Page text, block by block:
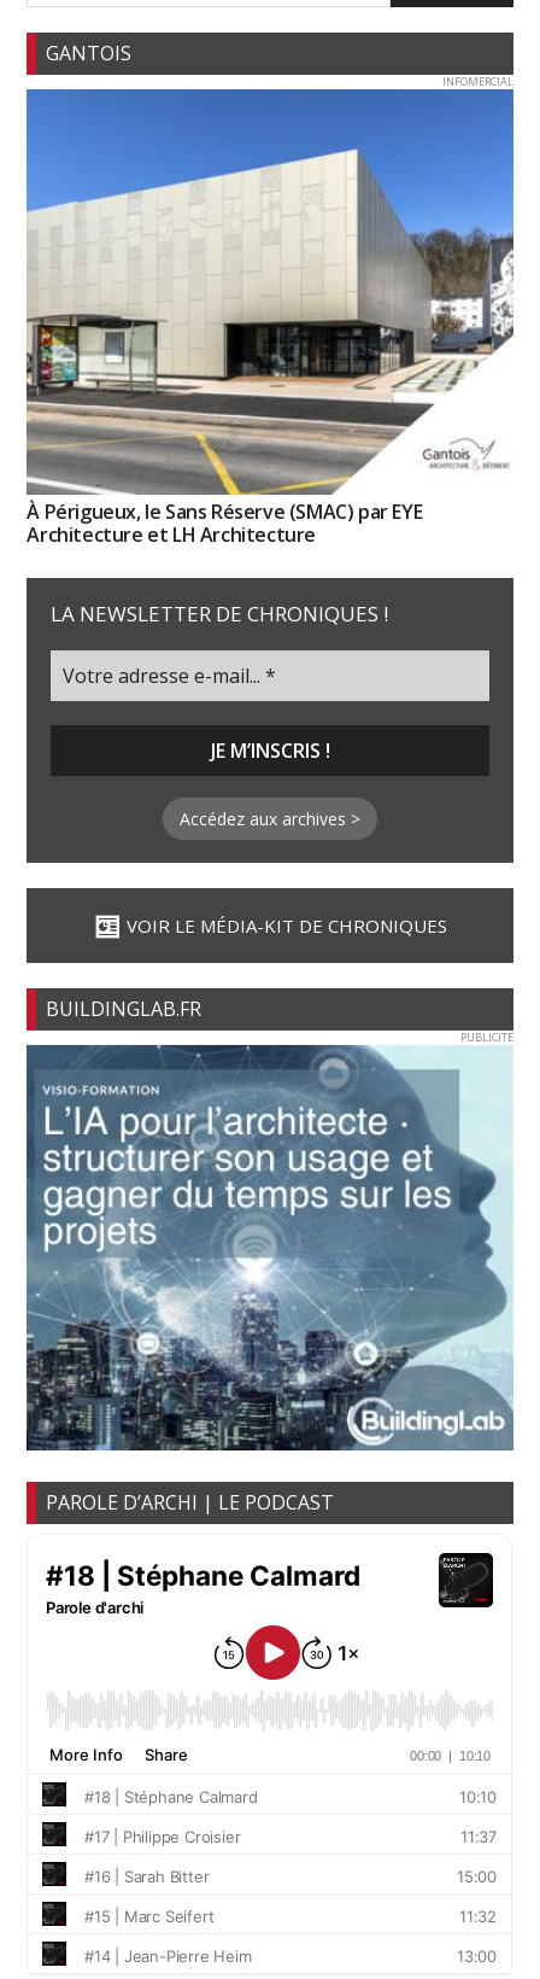
GANTOIS
INFOMERCIAL
À Périgueux, le Sans Réserve (SMAC) par EYE
Architecture et LH Architecture
LA NEWSLETTER DE CHRONIQUES !
Accédez aux archives >
VOIR LE MÉDIA-KIT DE CHRONIQUES
BUILDINGLAB.FR
PUBLICITE
PAROLE D’ARCHI | LE PODCAST